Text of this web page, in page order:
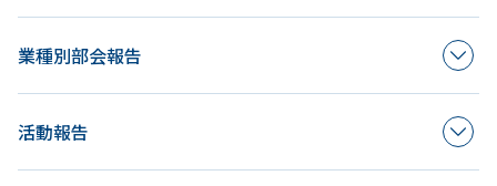
業種別部会報告
活動報告